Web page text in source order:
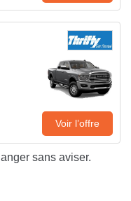
Voir l’offre
sans aviser.